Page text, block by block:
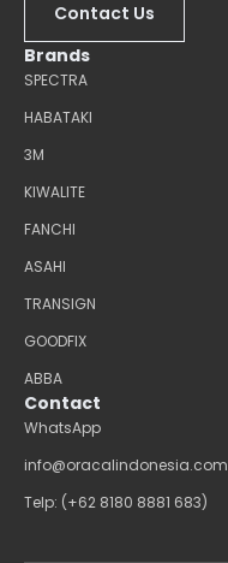
Contact Us
Brands
SPECTRA
HABATAKI
3M
KIWALITE
FANCHI
ASAHI
TRANSIGN
GOODFIX
ABBA
Contact
WhatsApp
info@oracalindonesia.com
Telp: (+62 8180 8881 683)